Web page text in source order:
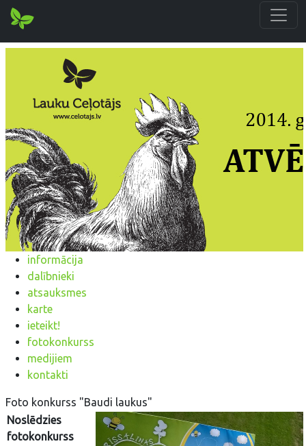
informācija
dalībnieki
atsauksmes
karte
ieteikt!
fotokonkurss
medijiem
kontakti
Foto konkurss "Baudi laukus"
Noslēdzies
fotokonkurss